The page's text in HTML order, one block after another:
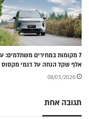
אלף שקל הנחה על דגמי מקסוס
08/05/2026
תגובה אחת